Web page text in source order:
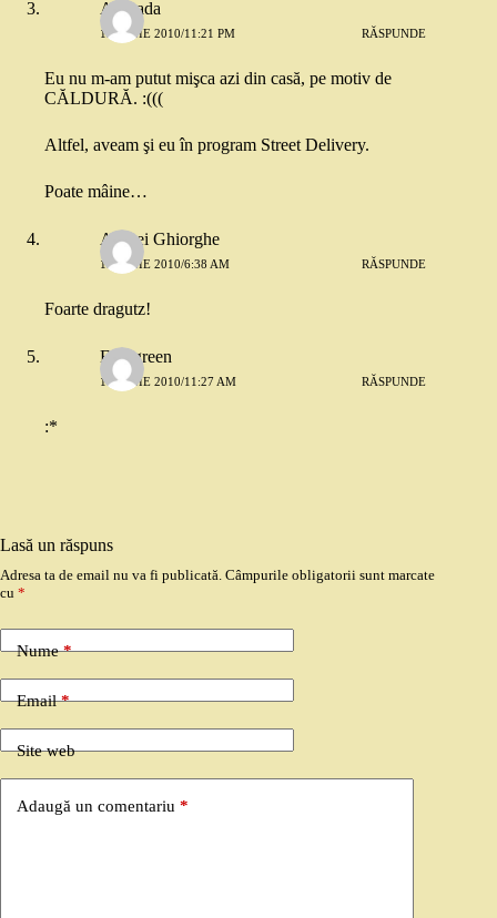
Andrada
12 IUNIE 2010/11:21 PM RĂSPUNDE
Eu nu m-am putut mişca azi din casă, pe motiv de
CĂLDURĂ. :(((
Altfel, aveam şi eu în program Street Delivery.
Poate mâine…
Andrei Ghiorghe
13 IUNIE 2010/6:38 AM RĂSPUNDE
Foarte dragutz!
Evergreen
14 IUNIE 2010/11:27 AM RĂSPUNDE
:*
Lasă un răspuns
Adresa ta de email nu va fi publicată. Câmpurile obligatorii sunt marcate
cu *
Nume*
Email*
Site web
Adaugă un comentariu *